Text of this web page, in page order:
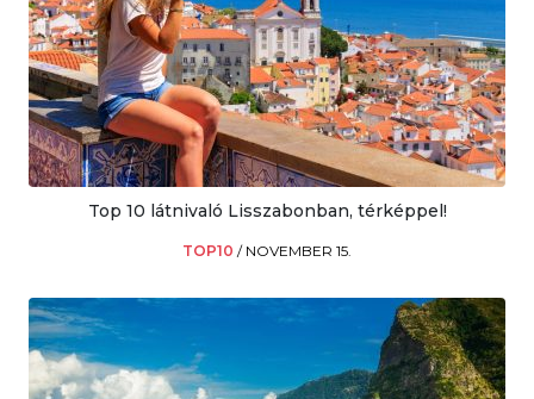
Top 10 látnivaló Lisszabonban, térképpel!
TOP10 / NOVEMBER 15.